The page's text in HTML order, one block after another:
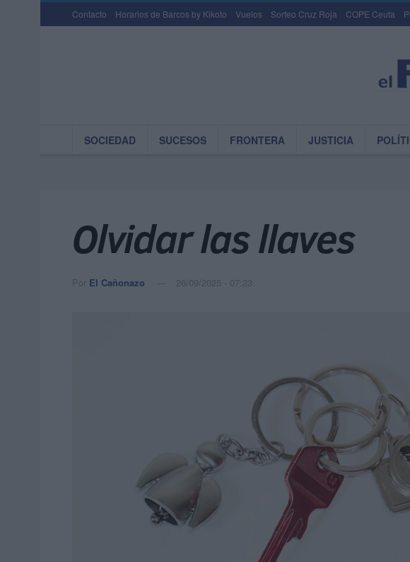
Contacto Horarios de Barcos by Kikoto Vuelos Sorteo Cruz Roja COPE Ceuta
SOCIEDAD SUCESOS FRONTERA JUSTICIA
Olvidar las llaves
Por El Cañonazo 26/09/2025 - 07:23